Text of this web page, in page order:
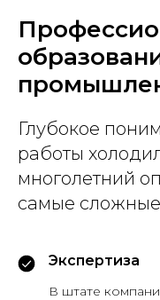
Глубокое
работы
многолетний
самые
Экспертиза
В штате